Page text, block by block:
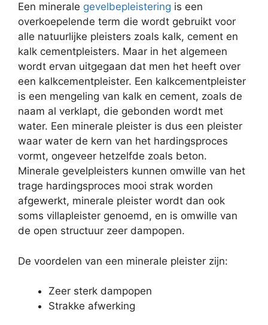
Een minerale gevelbepleistering is een
overkoepelende term die wordt gebruikt voor
alle natuurlijke pleisters zoals kalk, cement en
kalk cementpleisters. Maar in het algemeen
wordt ervan uitgegaan dat men het heeft over
een kalkcementpleister. Een kalkcementpleister
is een mengeling van kalk en cement, zoals de
naam al verklapt, die gebonden wordt met
water. Een minerale pleister is dus een pleister
waar water de kern van het hardingsproces
vormt, ongeveer hetzelfde zoals beton.
Minerale gevelpleisters kunnen omwille van het
trage hardingsproces mooi strak worden
afgewerkt, minerale pleister wordt dan ook
soms villapleister genoemd, en is omwille van
de open structuur zeer dampopen.
De voordelen van een minerale pleister zijn:
Zeer sterk dampopen
Strakke afwerking